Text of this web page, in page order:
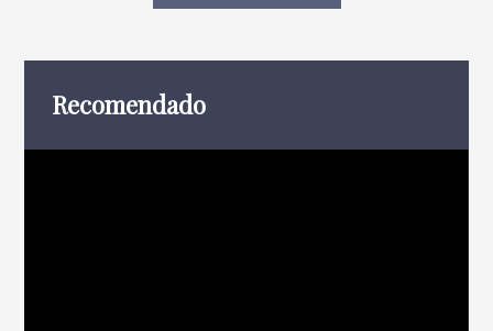
Recomendado